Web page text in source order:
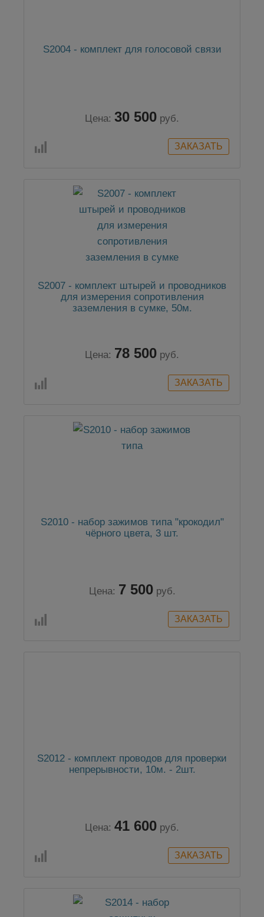
S2004 - комплект для голосовой связи
Цена: 30 500 руб.
S2007 - комплект штырей и проводников
для измерения сопротивления
заземления в сумке, 50м.
Цена: 78 500 руб.
S2010 - набор зажимов типа "крокодил"
чёрного цвета, 3 шт.
Цена: 7 500 руб.
S2012 - комплект проводов для проверки
непрерывности, 10м. - 2шт.
Цена: 41 600 руб.